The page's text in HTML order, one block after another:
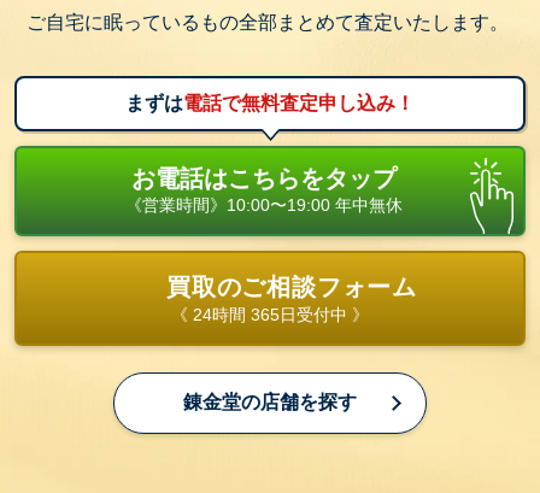
ご自宅に眠っているもの全部まとめて査定いたします。
まずは電話で無料査定申し込み！
お電話はこちらをタップ
《営業時間》10:00〜19:00 年中無休
買取のご相談フォーム
《 24時間 365日受付中 》
錬金堂の店舗を探す